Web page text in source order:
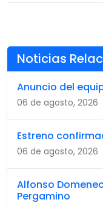
Noticias
Anuncio del
06 de agosto, 2026
Estreno
06 de agosto, 2026
Alfonso
Pergamino